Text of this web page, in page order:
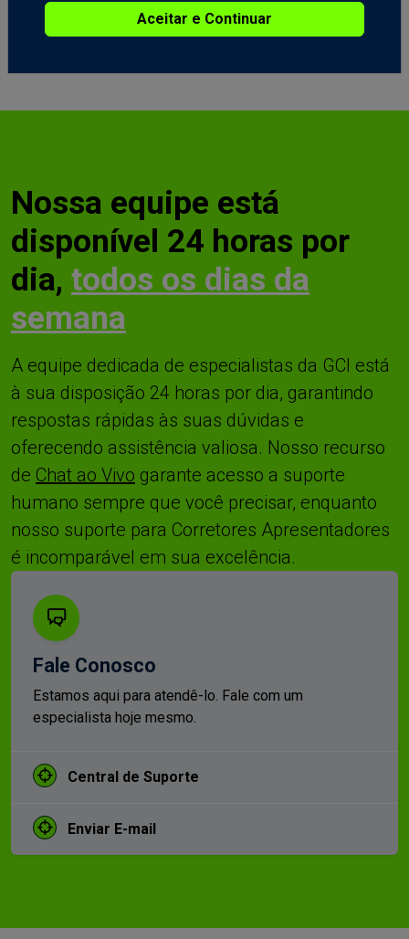
no volume de suas transações.
Nossa equipe está
disponível 24 horas por
dia, todos os dias da
semana
A equipe dedicada de especialistas da GCI está
à sua disposição 24 horas por dia, garantindo
respostas rápidas às suas dúvidas e
oferecendo assistência valiosa. Nosso recurso
de Chat ao Vivo garante acesso a suporte
humano sempre que você precisar, enquanto
nosso suporte para Corretores Apresentadores
é incomparável em sua excelência.
Fale Conosco
Estamos aqui para atendê-lo. Fale com um
especialista hoje mesmo.
Central de Suporte
Enviar E-mail
Aceitar e Continuar